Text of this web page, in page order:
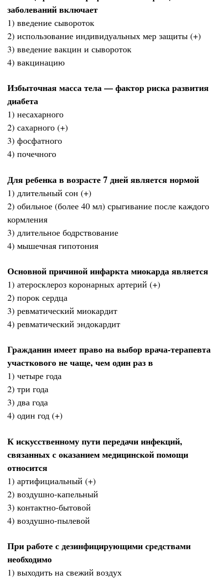
заболеваний включает
1) введение сывороток
2) использование индивидуальных мер защиты (+)
3) введение вакцин и сывороток
4) вакцинацию
Избыточная масса тела — фактор риска развития
диабета
1) несахарного
2) сахарного (+)
3) фосфатного
4) почечного
Для ребенка в возрасте 7 дней является нормой
1) длительный сон (+)
2) обильное (более 40 мл) срыгивание после каждого
кормления
3) длительное бодрствование
4) мышечная гипотония
Основной причиной инфаркта миокарда является
1) атеросклероз коронарных артерий (+)
2) порок сердца
3) ревматический миокардит
4) ревматический эндокардит
Гражданин имеет право на выбор врача-терапевта
участкового не чаще, чем один раз в
1) четыре года
2) три года
3) два года
4) один год (+)
К искусственному пути передачи инфекций,
связанных с оказанием медицинской помощи
относится
1) артифициальный (+)
2) воздушно-капельный
3) контактно-бытовой
4) воздушно-пылевой
При работе с дезинфицирующими средствами
необходимо
1) выходить на свежий воздух